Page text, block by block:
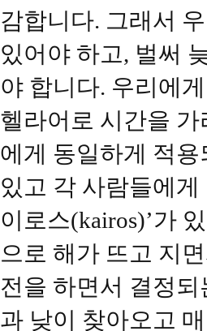
감합니다. 그래서
있어야 하고, 벌써
야 합니다. 우리에
헬라어로 시간을
에게 동일하게 적
있고 각 사람들에
이로스(kairos)’가
으로 해가 뜨고 지
전을 하면서 결정
과 낮이 찾아오고